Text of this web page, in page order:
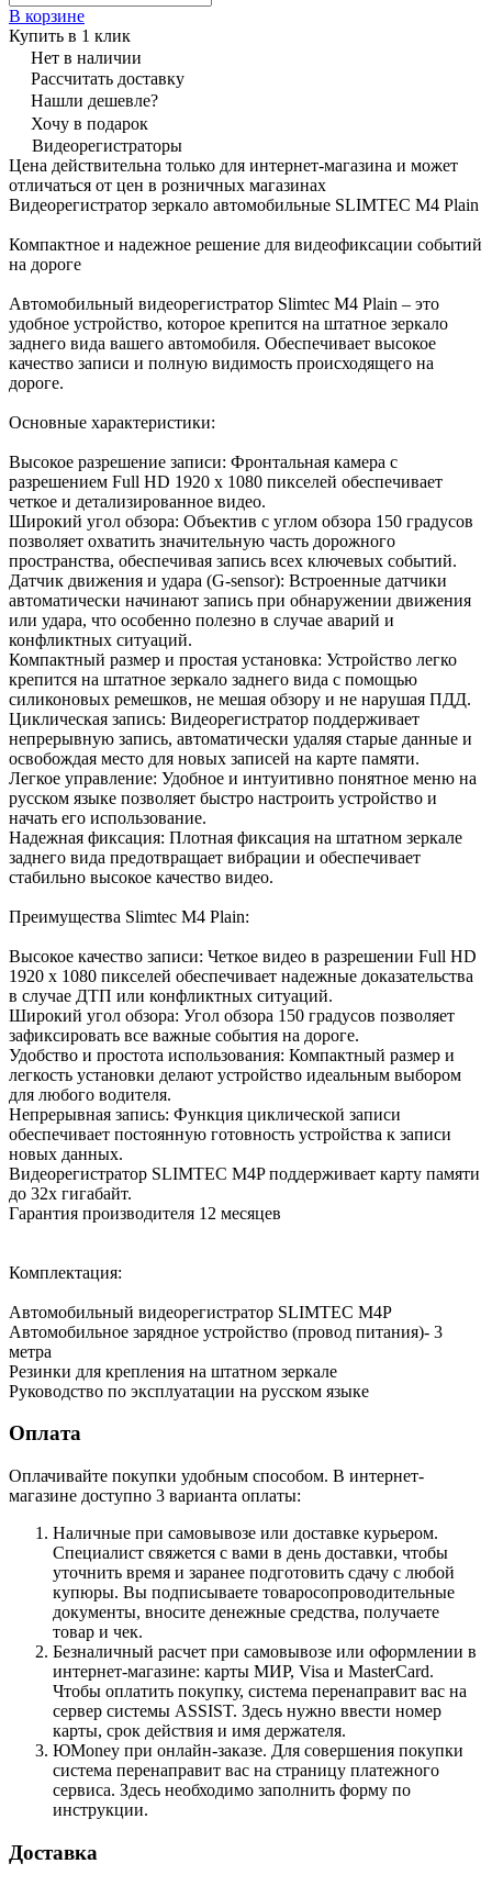
В корзине
Купить в 1 клик
Нет в наличии
Рассчитать доставку
Нашли дешевле?
Хочу в подарок
Видеорегистраторы
Цена действительна только для интернет-магазина и может
отличаться от цен в розничных магазинах
Видеорегистратор зеркало автомобильные SLIMTEC M4 Plain
Компактное и надежное решение для видеофиксации событий
на дороге
Автомобильный видеорегистратор Slimtec M4 Plain – это
удобное устройство, которое крепится на штатное зеркало
заднего вида вашего автомобиля. Обеспечивает высокое
качество записи и полную видимость происходящего на
дороге.
Основные характеристики:
Высокое разрешение записи: Фронтальная камера с
разрешением Full HD 1920 х 1080 пикселей обеспечивает
четкое и детализированное видео.
Широкий угол обзора: Объектив с углом обзора 150 градусов
позволяет охватить значительную часть дорожного
пространства, обеспечивая запись всех ключевых событий.
Датчик движения и удара (G-sensor): Встроенные датчики
автоматически начинают запись при обнаружении движения
или удара, что особенно полезно в случае аварий и
конфликтных ситуаций.
Компактный размер и простая установка: Устройство легко
крепится на штатное зеркало заднего вида с помощью
силиконовых ремешков, не мешая обзору и не нарушая ПДД.
Циклическая запись: Видеорегистратор поддерживает
непрерывную запись, автоматически удаляя старые данные и
освобождая место для новых записей на карте памяти.
Легкое управление: Удобное и интуитивно понятное меню на
русском языке позволяет быстро настроить устройство и
начать его использование.
Надежная фиксация: Плотная фиксация на штатном зеркале
заднего вида предотвращает вибрации и обеспечивает
стабильно высокое качество видео.
Преимущества Slimtec M4 Plain:
Высокое качество записи: Четкое видео в разрешении Full HD
1920 х 1080 пикселей обеспечивает надежные доказательства
в случае ДТП или конфликтных ситуаций.
Широкий угол обзора: Угол обзора 150 градусов позволяет
зафиксировать все важные события на дороге.
Удобство и простота использования: Компактный размер и
легкость установки делают устройство идеальным выбором
для любого водителя.
Непрерывная запись: Функция циклической записи
обеспечивает постоянную готовность устройства к записи
новых данных.
Видеорегистратор SLIMTEC M4P поддерживает карту памяти
до 32х гигабайт.
Гарантия производителя 12 месяцев
Комплектация:
Автомобильный видеорегистратор SLIMTEC M4P
Автомобильное зарядное устройство (провод питания)- 3
метра
Резинки для крепления на штатном зеркале
Руководство по эксплуатации на русском языке
Оплата
Оплачивайте покупки удобным способом. В интернет-
магазине доступно 3 варианта оплаты:
Наличные при самовывозе или доставке курьером.
Специалист свяжется с вами в день доставки, чтобы
уточнить время и заранее подготовить сдачу с любой
купюры. Вы подписываете товаросопроводительные
документы, вносите денежные средства, получаете
товар и чек.
Безналичный расчет при самовывозе или оформлении в
интернет-магазине: карты МИР, Visa и MasterCard.
Чтобы оплатить покупку, система перенаправит вас на
сервер системы ASSIST. Здесь нужно ввести номер
карты, срок действия и имя держателя.
ЮMoney при онлайн-заказе. Для совершения покупки
система перенаправит вас на страницу платежного
сервиса. Здесь необходимо заполнить форму по
инструкции.
Доставка